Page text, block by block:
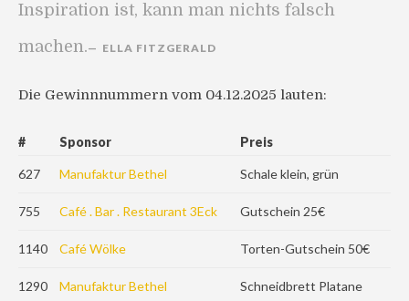
Inspiration ist, kann man nichts falsch
machen.
ELLA FITZGERALD
Die Gewinnnummern vom 04.12.2025 lauten:
# Sponsor Preis
627 Manufaktur Bethel Schale klein, grün
755 Café . Bar . Restaurant 3Eck Gutschein 25€
1140 Café Wölke Torten-Gutschein 50€
1290 Manufaktur Bethel Schneidbrett Platane